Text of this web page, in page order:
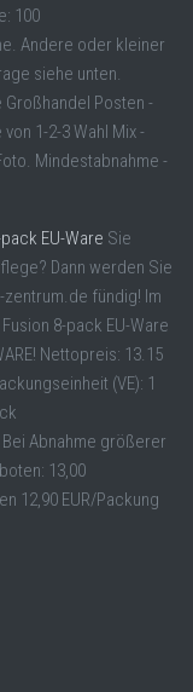
100
Andere oder kleiner
siehe unten.
Posten -
1-2-3 Wahl Mix -
Mindestabnahme -
EU-Ware Sie
Dann werden Sie
fündig! Im
8-pack EU-Ware
Nettopreis: 13.15
(VE): 1
Abnahme größerer
13,00
12,90 EUR/Packung